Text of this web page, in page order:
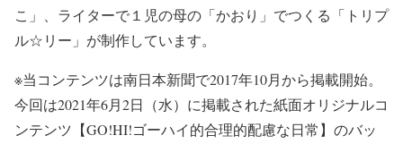
こ」、ライターで１児の母の「かおり」でつくる「トリプ
ル☆リー」が制作しています。
※当コンテンツは南日本新聞で2017年10月から掲載開始。
今回は2021年6月2日（水）に掲載された紙面オリジナルコ
ンテンツ【GO!HI!ゴーハイ的合理的配慮な日常】のバッ